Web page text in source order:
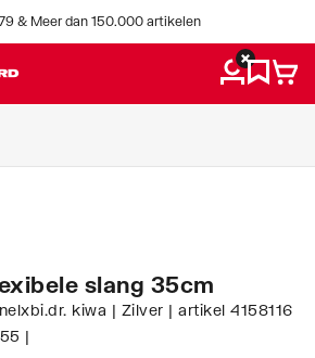
& Meer dan 150.000 artikelen
slang 35cm
kiwa | Zilver | artikel 4158116
|